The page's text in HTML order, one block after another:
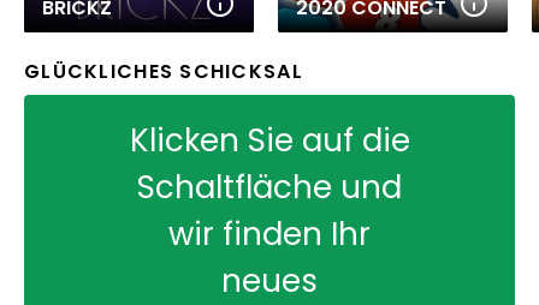
BRICKZ 2020 CONNECT
GLÜCKLICHES SCHICKSAL
Klicken Sie auf die
Schaltfläche und
wir finden Ihr
neues